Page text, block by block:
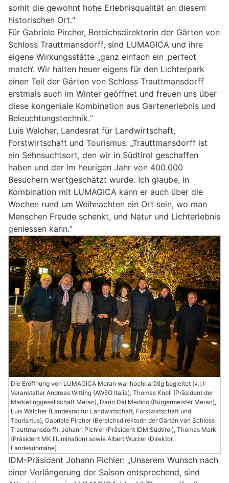
somit die gewohnt hohe Erlebnisqualität an diesem
historischen Ort.“
Für Gabriele Pircher, Bereichsdirektorin der Gärten von
Schloss Trauttmansdorff, sind LUMAGICA und ihre
eigene Wirkungsstätte „ganz einfach ein ‚perfect
match‘. Wir halten heuer eigens für den Lichterpark
einen Teil der Gärten von Schloss Trauttmansdorff
erstmals auch im Winter geöffnet und freuen uns über
diese kongeniale Kombination aus Gartenerlebnis und
Beleuchtungstechnik.“
Luis Walcher, Landesrat für Landwirtschaft,
Forstwirtschaft und Tourismus: „Trauttmansdorff ist
ein Sehnsuchtsort, den wir in Südtirol geschaffen
haben und der im heurigen Jahr von 400.000
Besuchern wertgeschätzt wurde. Ich glaube, in
Kombination mit LUMAGICA kann er auch über die
Wochen rund um Weihnachten ein Ort sein, wo man
Menschen Freude schenkt, und Natur und Lichterlebnis
geniessen kann.“
Die Eröffnung von LUMAGICA Meran war hochkarätig begleitet (v.l.):
Veranstalter Andreas Witting (AWEO Italia), Thomas Knoll (Präsident der
Marketinggesellschaft Meran), Dario Dal Medico (Bürgermeister Meran),
Luis Walcher (Landesrat für Landwirtschaft, Forstwirtschaft und
Tourismus), Gabriele Pircher (Bereichsdirektorin der Gärten von Schloss
Trauttmansdorff), Johann Pichler (Präsident IDM Südtirol), Thomas Mark
(Präsident MK Illumination) sowie Albert Wurzer (Direktor
Landesdomäne).
IDM-Präsident Johann Pichler: „Unserem Wunsch nach
einer Verlängerung der Saison entsprechend, sind